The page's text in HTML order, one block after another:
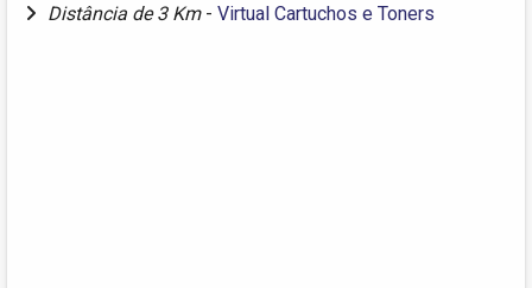
Distância de 3 Km - Virtual Cartuchos e Toners